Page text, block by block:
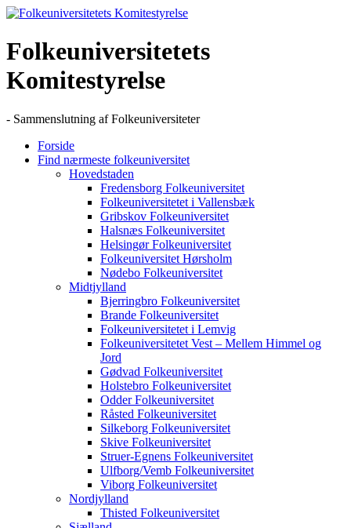
Skip
content
Folkeuniversitetets
Komitestyrelse
- Sammenslutning af Folkeuniversiteter
Forside
Find nærmeste folkeuniversitet
Hovedstaden
Fredensborg Folkeuniversitet
Folkeuniversitetet i Vallensbæk
Gribskov Folkeuniversitet
Halsnæs Folkeuniversitet
Helsingør Folkeuniversitet
Folkeuniversitet Hørsholm
Nødebo Folkeuniversitet
Midtjylland
Bjerringbro Folkeuniversitet
Brande Folkeuniversitet
Folkeuniversitetet i Lemvig
Folkeuniversitetet Vest – Mellem Himmel og
Jord
Gødvad Folkeuniversitet
Holstebro Folkeuniversitet
Odder Folkeuniversitet
Råsted Folkeuniversitet
Silkeborg Folkeuniversitet
Skive Folkeuniversitet
Struer-Egnens Folkeuniversitet
Ulfborg/Vemb Folkeuniversitet
Viborg Folkeuniversitet
Nordjylland
Thisted Folkeuniversitet